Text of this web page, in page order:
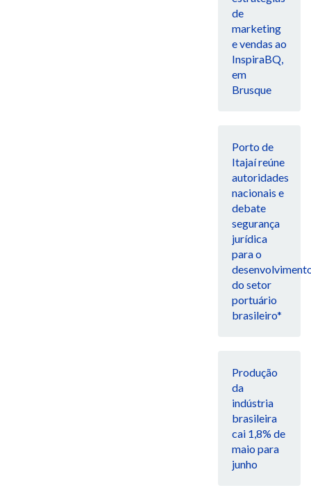
de
marketing
e vendas ao
InspiraBQ,
em
Brusque
Porto de
Itajaí reúne
autoridades
nacionais e
debate
segurança
jurídica
para o
do setor
portuário
brasileiro*
Produção
da
indústria
brasileira
cai 1,8% de
maio para
junho